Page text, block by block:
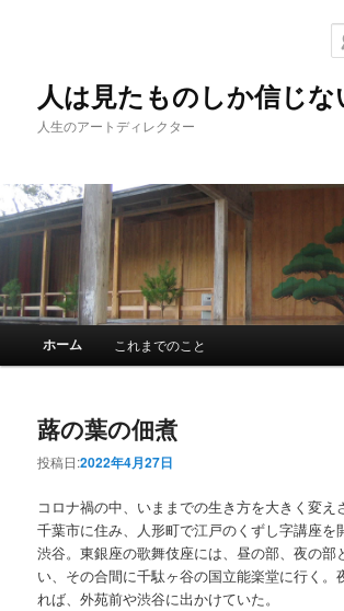
人は見たものしか信じな
人生のアートディレクター
メインメニュー
メインコンテンツへ移動
サブコンテンツへ移動
ホーム これまでのこと
蕗の葉の佃煮
投稿日:2022年4月27日
コロナ禍の中、いままでの生き方を大きく変え
千葉市に住み、人形町で江戸のくずし字講座を
渋谷。東銀座の歌舞伎座には、昼の部、夜の部
い、その合間に千駄ヶ谷の国立能楽堂に行く。
れば、外苑前や渋谷に出かけていた。